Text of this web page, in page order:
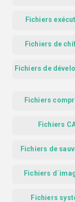
Fichiers
Fichiers de
Fichiers de
Fichiers
Fichiers
Fichiers de
Fichiers
Fichiers